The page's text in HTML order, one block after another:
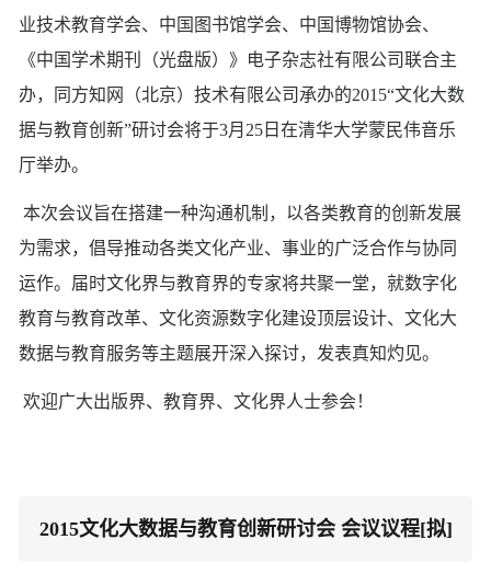
业技术教育学会、中国图书馆学会、中国博物馆协会、
《中国学术期刊（光盘版）》电子杂志社有限公司联合主
办，同方知网（北京）技术有限公司承办的2015“文化大数
据与教育创新”研讨会将于3月25日在清华大学蒙民伟音乐
厅举办。
本次会议旨在搭建一种沟通机制，以各类教育的创新发展
为需求，倡导推动各类文化产业、事业的广泛合作与协同
运作。届时文化界与教育界的专家将共聚一堂，就数字化
教育与教育改革、文化资源数字化建设顶层设计、文化大
数据与教育服务等主题展开深入探讨，发表真知灼见。
欢迎广大出版界、教育界、文化界人士参会！
2015文化大数据与教育创新研讨会 会议议程[拟]